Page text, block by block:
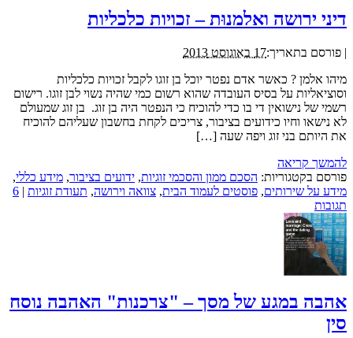
דיני ירושה ואלמנוּת – זכויות כלכליות
| פורסם בתאריך:17 באוגוסט 2013
מיהו אלמן ? כאשר אדם נפטר יוכל בן זוגו לקבל זכויות כלכליות
וסוציאליות על בסיס העובדה שהוא רשום כמי שהיה נשוי לבן זוגו. רישום
רשמי של נישואין די בו כדי להוכיח כי הנפטר היה בן זוג. בן זוג שמעולם
לא נישאו וחיו כידועים בציבור, צריכים לקחת בחשבון שעליהם להוכיח
את היותם בני זוג ויפה שעה […]
להמשך קריאה
פורסם בקטגוריות: הסכם ממון והסכמי זוגיות, ידועים בציבור, מידע כללי,
מידע על שירותים, פוסטים לעמוד הבית, צוואה וירושה, תעודת זוגיות |
6
תגובות
אהבה במגע של מסך – "צרכנות" האהבה נוסח
סין